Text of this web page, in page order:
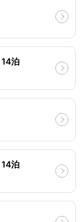
泊
泊